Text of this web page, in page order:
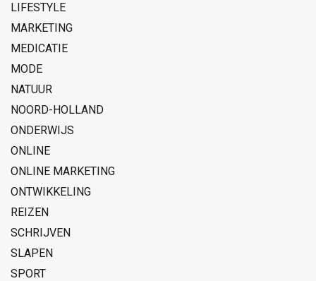
LIFESTYLE
MARKETING
MEDICATIE
MODE
NATUUR
NOORD-HOLLAND
ONDERWIJS
ONLINE
ONLINE MARKETING
ONTWIKKELING
REIZEN
SCHRIJVEN
SLAPEN
SPORT